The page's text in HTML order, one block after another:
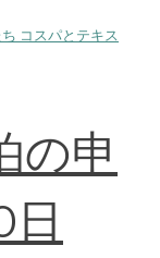
コスパとテキス
の申